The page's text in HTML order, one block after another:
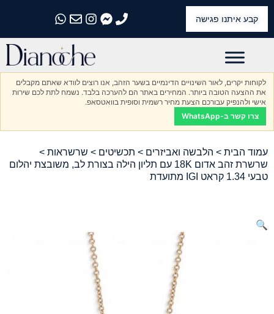
קבע איתנו פגישה
התקשרו אלינו
התקשרו אלינו
התקשרו אלינו
התקשרו אלינו
התקשרו אלינו
לקוחות יקרים, לאור השינויים הדינמיים בשער הזהב, אנו רוצים לוודא שאתם מקבלים
את ההצעה הטובה ביותר. המחירים באתר הם להערכה בלבד. נשמח לתת לכם שירות
אישי ולהנפיק עבורכם הצעת מחיר רשמית וסופית בוואטסאפ.
צרו קשר ב-WhatsApp
עמוד הבית > הלבשה ואביזרים > תכשיטים > שרשראות >
שרשרת זהב אדום 18K עם תליון הילה בצורת לב, משובצת יהלום
טבעי 1.34 קראט IGI מתועדת
🔍